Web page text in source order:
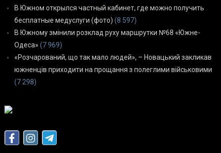
В Южном открылся частный кабинет, где можно получить
бесплатные медуслуги (фото) (8 597)
В Южному змінили розклад руху маршрутки №68 «Южне-
Одеса» (7 969)
«Розчарований, що так мало людей», – Новацький закликав
южненців приходити на прощання з полеглими військовими
(7 298)